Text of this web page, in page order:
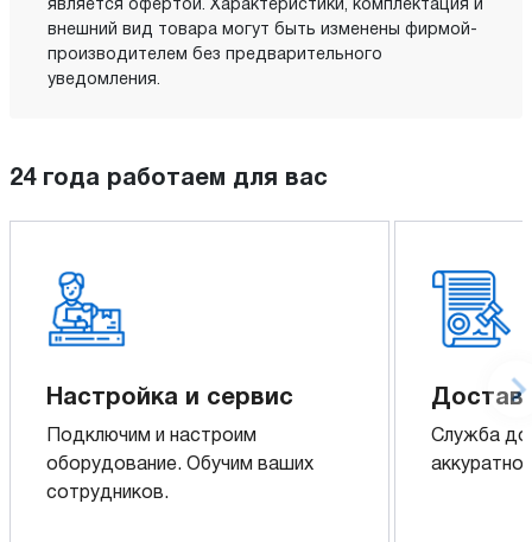
является офертой. Характеристики, комплектация и
внешний вид товара могут быть изменены фирмой-
производителем без предварительного
уведомления.
24 года работаем для вас
Настройка и сервис
Подключим и настроим
оборудование. Обучим ваших
сотрудников.
Служба
аккуратно